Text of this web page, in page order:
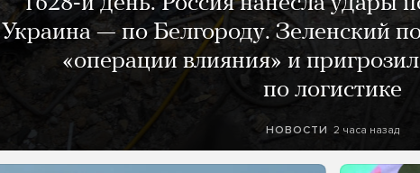
Украина — по Белгороду. Зеленский
«операции влияния» и
по логистике
НОВОСТИ 2 часа назад